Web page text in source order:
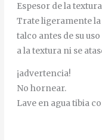
Espesor de la
Trate ligeramente
talco antes de su
a la textura ni se
¡advertencia!
No hornear.
Lave en agua tibia